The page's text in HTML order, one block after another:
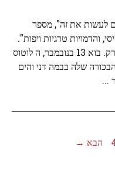
לעשות את זה", מספר
והדמויות טרגיות ויפות".
אוברי פלאזה יוצא מסיציליה לבמת ניו יורק. בוא 13 בנובמבר, ה לוטוס
שלה בבמה דני והים
...
הבא →